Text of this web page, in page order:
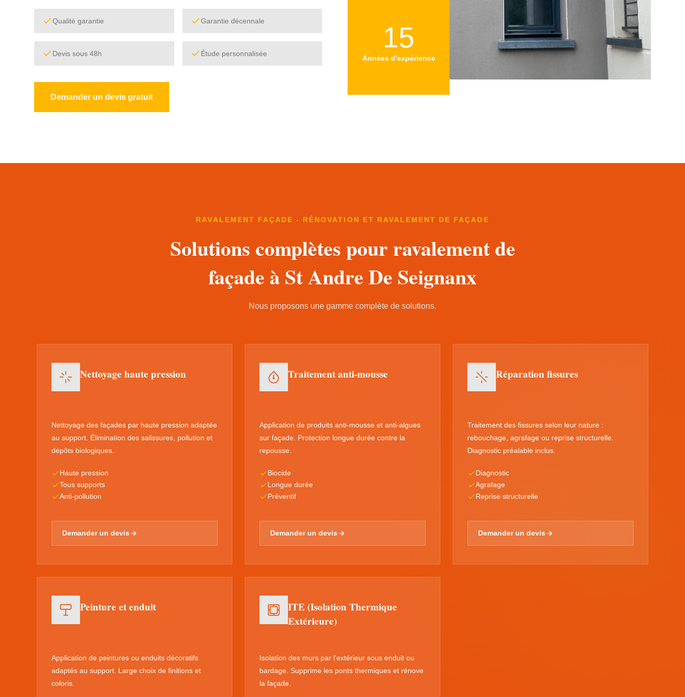
Qualité garantie Garantie décennale
Devis sous 48h Étude personnalisée
Demander un devis gratuit
15
Années d'expérience
RAVALEMENT FAÇADE - RÉNOVATION ET RAVALEMENT DE FAÇADE
Solutions complètes pour ravalement de
façade à St Andre De Seignanx
Nous proposons une gamme complète de solutions.
Nettoyage haute pression
Nettoyage des façades par haute pression adaptée
au support. Élimination des salissures, pollution et
dépôts biologiques.
Haute pression
Tous supports
Anti-pollution
Demander un devis
Traitement anti-mousse
Application de produits anti-mousse et anti-algues
sur façade. Protection longue durée contre la
repousse.
Biocide
Longue durée
Préventif
Demander un devis
Réparation fissures
Traitement des fissures selon leur nature :
rebouchage, agrafage ou reprise structurelle.
Diagnostic préalable inclus.
Diagnostic
Agrafage
Reprise structurelle
Demander un devis
Peinture et enduit
Application de peintures ou enduits décoratifs
adaptés au support. Large choix de finitions et
coloris.
ITE (Isolation Thermique
Extérieure)
Isolation des murs par l'extérieur sous enduit ou
bardage. Supprime les ponts thermiques et rénove
la façade.